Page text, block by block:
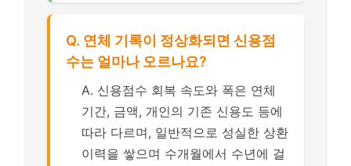
Q. 연체 기록이 정상화되면 신용점
수는 얼마나 오르나요?
A. 신용점수 회복 속도와 폭은 연체
기간, 금액, 개인의 기존 신용도 등에
따라 다르며, 일반적으로 성실한 상환
이력을 쌓으며 수개월에서 수년에 걸